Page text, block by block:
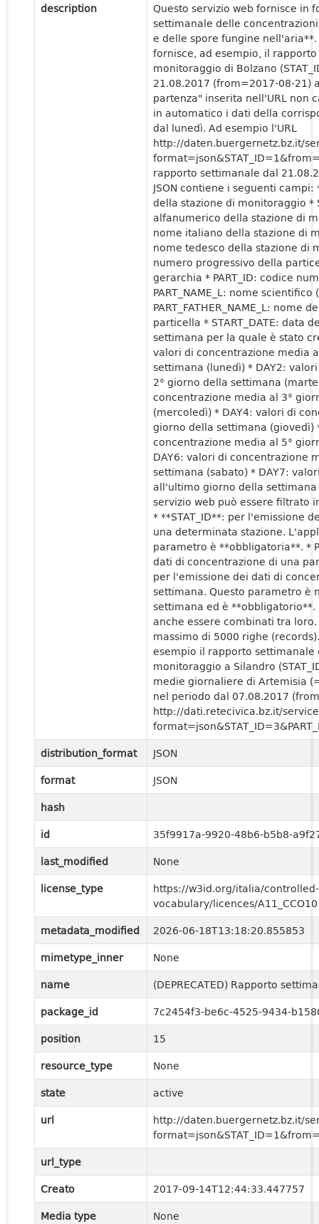
description
Questo servizio web fornisce in
settimanale delle
e delle spore fungine nell'aria**.
fornisce, ad esempio, il
monitoraggio di Bolzano
21.08.2017 (from=2017-08-21)
partenza" inserita nell'URL non
in automatico i dati della
dal lunedì. Ad esempio l'URL
http://daten.buergernetz.bz.it/
rapporto settimanale dal
JSON contiene i seguenti
della stazione di monitoraggio *
alfanumerico della stazione di
nome italiano della stazione di
nome tedesco della stazione di
numero progressivo della
gerarchia * PART_ID: codice
PART_NAME_L: nome
PART_FATHER_NAME_L: nome
particella * START_DATE: data
settimana per la quale è stato
valori di concentrazione media
settimana (lunedì) * DAY2:
2° giorno della settimana
concentrazione media al 3°
(mercoledì) * DAY4: valori di
giorno della settimana (giovedì)
concentrazione media al 5°
DAY6: valori di concentrazione
settimana (sabato) * DAY7:
all'ultimo giorno della
servizio web può essere filtrato
* **STAT_ID**: per l'emissione
una determinata stazione.
parametro è **obbligatoria**. *
dati di concentrazione di una
per l'emissione dei dati di
settimana. Questo parametro è
settimana ed è
anche essere combinati tra
massimo di 5000 righe
esempio il rapporto settimanale
monitoraggio a Silandro
medie giornaliere di Artemisia
nel periodo dal 07.08.2017
http://dati.retecivica.bz.it/
distribution_format
JSON
format
JSON
hash
id
35f9917a-9920-48b6-b5b8-
last_modified
None
license_type
https://w3id.org/italia/controlled-
vocabulary/licences/A11_CCO10
metadata_modified
2026-06-18T13:18:20.855853
mimetype_inner
None
name
(DEPRECATED) Rapporto
package_id
7c2454f3-be6c-4525-9434-
position
15
resource_type
None
state
active
url
http://daten.buergernetz.bz.it/
url_type
Creato
2017-09-14T12:44:33.447757
Media type
None